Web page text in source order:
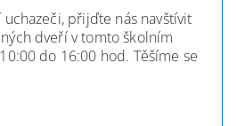
přijďte nás navštívit
dveří v tomto školním
do 16:00 hod. Těšíme se